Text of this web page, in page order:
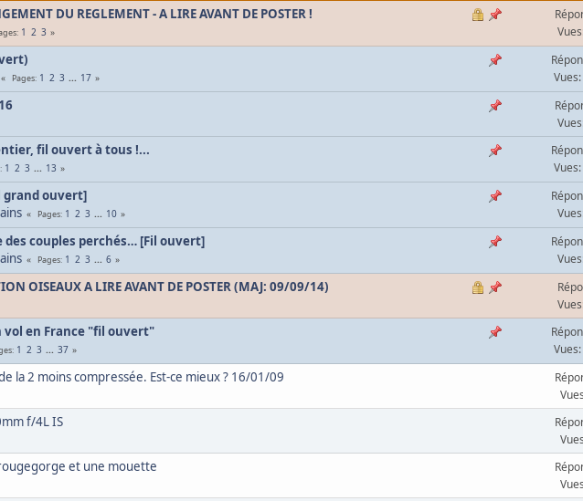
DU REGLEMENT - A LIRE AVANT DE POSTER !
1 2 3
Pages 1 2 3 ... 17
fil ouvert à tous !...
1 2 3 ... 13
grand ouvert]
Pages 1 2 3 ... 10
des couples perchés… [Fil ouvert]
Pages 1 2 3 ... 6
OISEAUX A LIRE AVANT DE POSTER (MAJ: 09/09/14)
vol en France "fil ouvert"
1 2 3 ... 37
la 2 moins compressée. Est-ce mieux ? 16/01/09
f/4L IS
et une mouette